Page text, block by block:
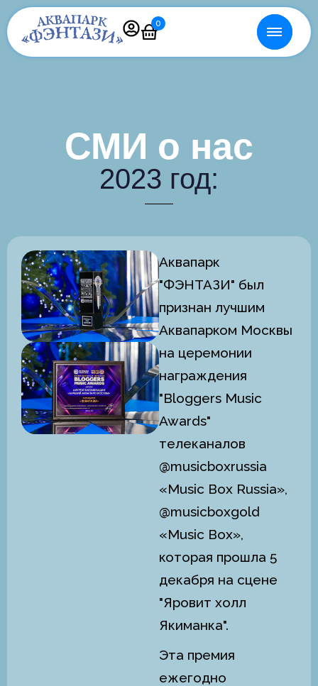
0
СМИ о нас
2023 год:
Аквапарк
"ФЭНТАЗИ" был
признан лучшим
Аквапарком Москвы
на церемонии
награждения
"Bloggers Music
Awards"
телеканалов
@musicboxrussia
«Music Box Russia»,
@musicboxgold
«Music Box»,
которая прошла 5
декабря на сцене
"Яровит холл
Якиманка".
Эта премия
ежегодно